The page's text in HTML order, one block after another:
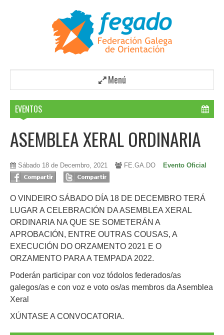
Menú
EVENTOS
ASEMBLEA XERAL ORDINARIA
Sábado 18 de Decembro, 2021 FE.GA.DO Evento Oficial
O VINDEIRO SÁBADO DÍA 18 DE DECEMBRO TERÁ
LUGAR A CELEBRACIÓN DA ASEMBLEA XERAL
ORDINARIA NA QUE SE SOMETERÁN A
APROBACIÓN, ENTRE OUTRAS COUSAS, A
EXECUCIÓN DO ORZAMENTO 2021 E O
ORZAMENTO PARA A TEMPADA 2022.
Poderán participar con voz tódolos federados/as
galegos/as e con voz e voto os/as membros da Asemblea
Xeral
XÚNTASE A CONVOCATORIA.